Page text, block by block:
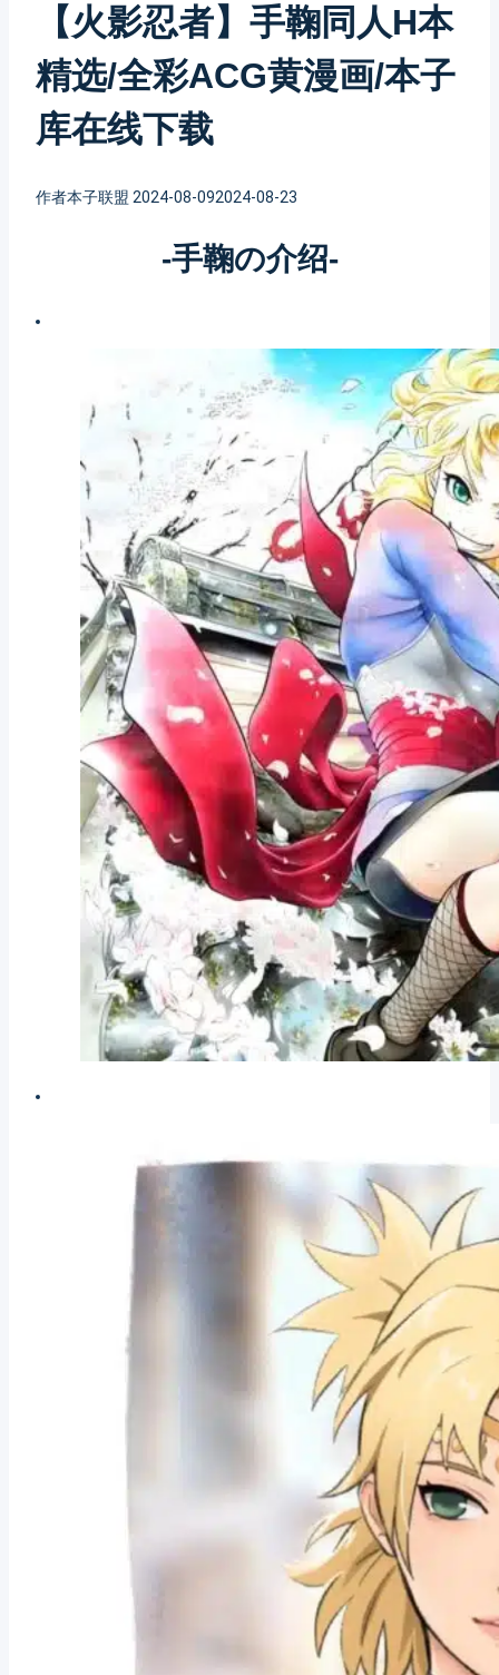
【火影忍者】手鞠同人H本
精选/全彩ACG黄漫画/本子
库在线下载
作者本子联盟 2024-08-092024-08-23
-手鞠の介绍-